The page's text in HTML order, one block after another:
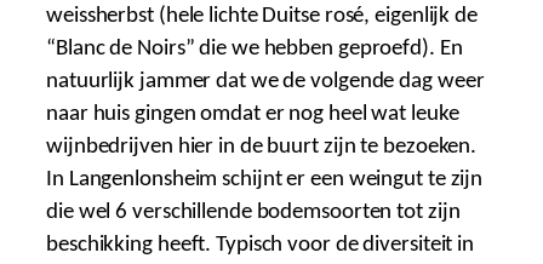
weissherbst (hele lichte Duitse rosé, eigenlijk de
“Blanc de Noirs” die we hebben geproefd). En
natuurlijk jammer dat we de volgende dag weer
naar huis gingen omdat er nog heel wat leuke
wijnbedrijven hier in de buurt zijn te bezoeken.
In Langenlonsheim schijnt er een weingut te zijn
die wel 6 verschillende bodemsoorten tot zijn
beschikking heeft. Typisch voor de diversiteit in